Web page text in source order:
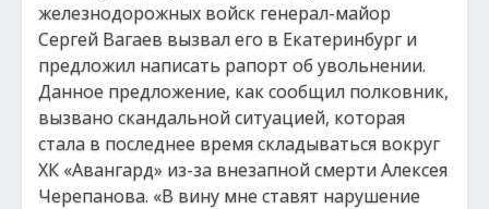
железнодорожных войск генерал-майор
Сергей Вагаев вызвал его в Екатеринбург и
предложил написать рапорт об увольнении.
Данное предложение, как сообщил полковник,
вызвано скандальной ситуацией, которая
стала в последнее время складываться вокруг
ХК «Авангард» из-за внезапной смерти Алексея
Черепанова. «В вину мне ставят нарушение